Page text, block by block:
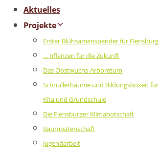
Aktuelles
Projekte
Erster Blühsamenspender für Flensburg
… pflanzen für die Zukunft
Das Obstwuchs-Arboretum
Schnullerbäume und Bildungsboxen für
Kita und Grundschule
Die Flensburger Klimabotschaft
Baumpatenschaft
Jugendarbeit